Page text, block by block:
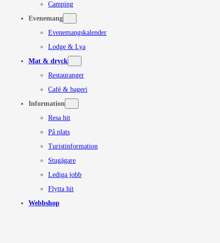
Camping
Evenemang
Evenemangskalender
Lodge & Lya
Mat & dryck
Restauranger
Café & bageri
Information
Resa hit
På plats
Turistinformation
Stugägare
Lediga jobb
Flytta hit
Webbshop